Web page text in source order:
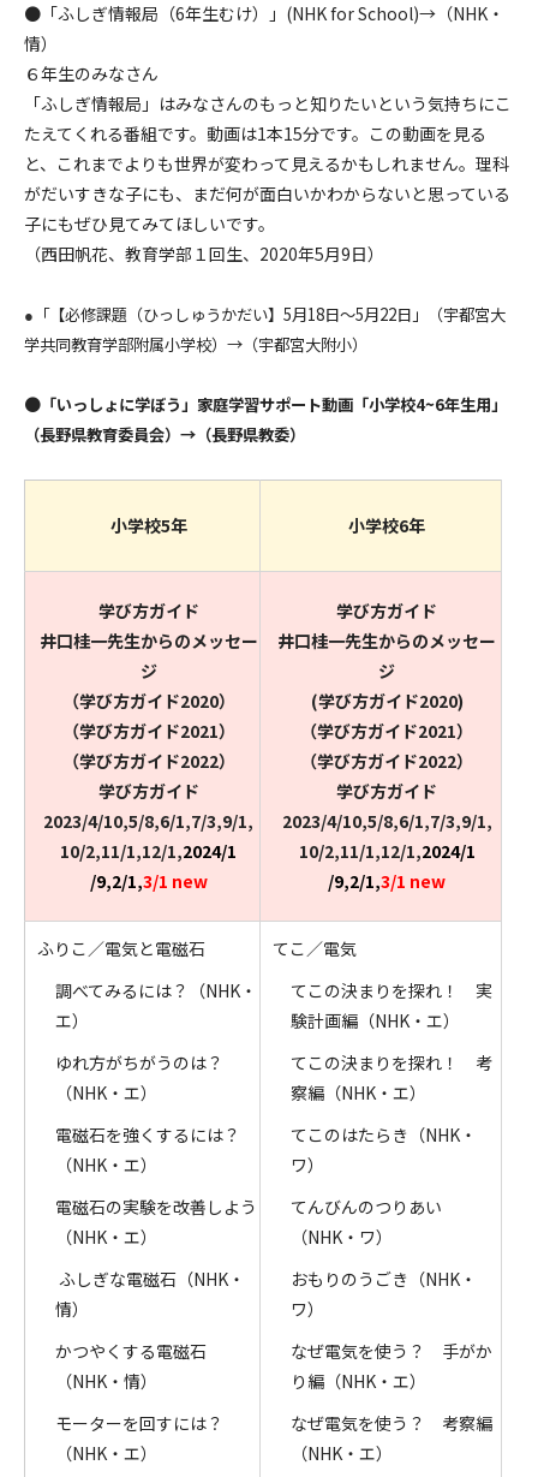
● 「ふしぎ情報局（6年生むけ）」(NHK for School)→（NHK・
情）
６年生のみなさん
「ふしぎ情報局」はみなさんのもっと知りたいという気持ちにこ
たえてくれる番組です。動画は1本15分です。この動画を見る
と、これまでよりも世界が変わって見えるかもしれません。理科
がだいすきな子にも、まだ何が面白いかわからないと思っている
子にもぜひ見てみてほしいです。
（西田帆花、教育学部１回生、2020年5月9日）
● 「【必修課題（ひっしゅうかだい】5月18日～5月22日」（宇都宮大
学共同教育学部附属小学校）→（宇都宮大附小）
● 「いっしょに学ぼう」家庭学習サポート動画「小学校4~6年生用」
（長野県教育委員会）→（長野県教委）
小学校5年 小学校6年
学び方ガイド
井口桂一先生からのメッセー
ジ
（学び方ガイド2020）
（学び方ガイド2021）
（学び方ガイド2022）
学び方ガイド
2023/4/10,5/8,6/1,7/3,9/1,
10/2,11/1,12/1,2024/1
/9,2/1,3/1 new
学び方ガイド
井口桂一先生からのメッセー
ジ
(学び方ガイド2020)
（学び方ガイド2021）
（学び方ガイド2022）
学び方ガイド
2023/4/10,5/8,6/1,7/3,9/1,
10/2,11/1,12/1,2024/1
/9,2/1,3/1 new
ふりこ／電気と電磁石
調べてみるには？（NHK・
エ）
ゆれ方がちがうのは？
（NHK・エ）
電磁石を強くするには？
（NHK・エ）
電磁石の実験を改善しよう
（NHK・エ）
ふしぎな電磁石（NHK・
情）
かつやくする電磁石
（NHK・情）
モーターを回すには？
（NHK・エ）
てこ／電気
てこの決まりを探れ！ 実
験計画編（NHK・エ）
てこの決まりを探れ！ 考
察編（NHK・エ）
てこのはたらき（NHK・
ワ）
てんびんのつりあい
（NHK・ワ）
おもりのうごき（NHK・
ワ）
なぜ電気を使う？ 手がか
り編（NHK・エ）
なぜ電気を使う？ 考察編
（NHK・エ）